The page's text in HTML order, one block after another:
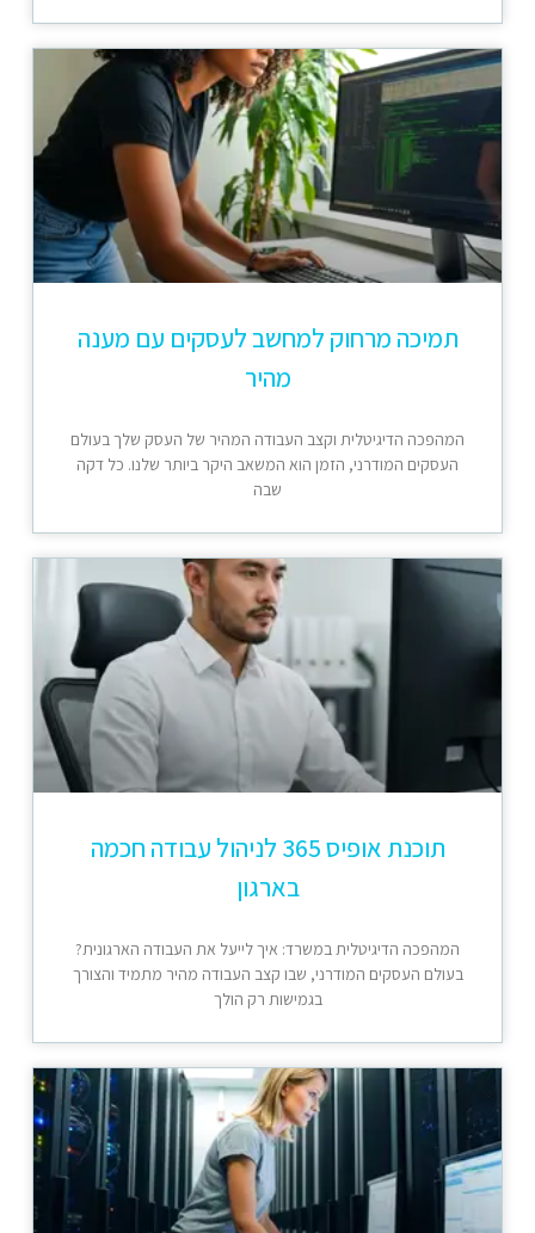
תמיכה מרחוק למחשב לעסקים עם מענה
מהיר
המהפכה הדיגיטלית וקצב העבודה המהיר של העסק שלך בעולם
העסקים המודרני, הזמן הוא המשאב היקר ביותר שלנו. כל דקה
שבה
תוכנת אופיס 365 לניהול עבודה חכמה
בארגון
המהפכה הדיגיטלית במשרד: איך לייעל את העבודה הארגונית?
בעולם העסקים המודרני, שבו קצב העבודה מהיר מתמיד והצורך
בגמישות רק הולך